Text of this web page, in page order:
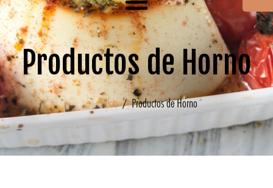
Productos de Horno
Inicio/ Productos de Horno